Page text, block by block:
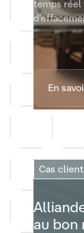
temps réel
En
Cas client
au bon